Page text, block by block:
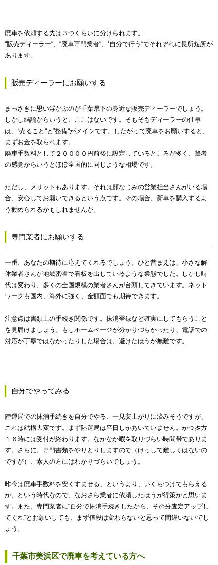
廃車を依頼する先は３つくらいに分けられます。
“販売ディーラー“、“廃車専門業者“、“自分で行う“でそれぞれに長所短所が
あります。
販売ディーラーにお願いする
まっさきに思い浮かぶのが千葉県下の身近な販売ディーラーでしょう。
しかし結論からいうと、ここはないです。そもそもディーラーの仕事
は、“売ること“と”整備“がメインです。したがって廃車をお願いすると、
まずお金を取られます。
廃車手数料として２００００円前後に設定しているところが多く、筆者
の感覚からいうとほぼ全国的に同じような相場です。
ただし、メリットもあります。それは顔なじみの営業担当さんがいる場
合、安心してお願いできるという点です。その場合、新車を購入するよ
う勧められるかもしれませんが。
専門業者にお願いする
一番、あなたの期待に応えてくれるでしょう。ひと昔まえは、小さな解
体業者さんが地域密着で看板を出しているような業態でした。しかし時
代は変わり、多くの全国規模の業者さんが台頭してきています。ネット
ワークも国内、海外に強く、金額面でも期待できます。
注意点は書類上の手続き関係です。抹消登録など確実にしてもらうこと
を見届けましょう。もしホームページが分かりづらかったり、電話での
対応が丁寧ではなかったりした場合は、避けたほうが無難です。
自分でやってみる
陸運局での抹消手続きを自分でやる、一見安上がりに済みそうですが、
これは結構大変です。まず陸運局は平日しかあいていません。かつ夕方
１６時には受付が終わります。なかなか暇を取りづらい時間帯でありま
す。さらに、専門書類をやりとりしますので（けっして難しくはないの
ですが）、素人の方にはわかりづらいでしょう。
昨今は廃車手数料を安くすませる、というより、いくらつけてもらえる
か、という時代なので、なおさら業者に依頼したほうが得策かと思いま
す。また、専門業者に“自分で抹消手続きしたから、その分査定アップし
てくれ”とお願いしても、まず値段は変わらないと思って間違いないでし
ょう。
千葉市美浜区で廃車を考えている方へ